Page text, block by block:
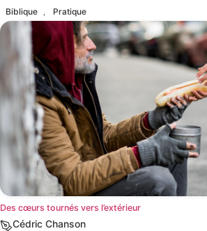
Biblique , Pratique
Des cœurs tournés vers l’extérieur
Cédric Chanson